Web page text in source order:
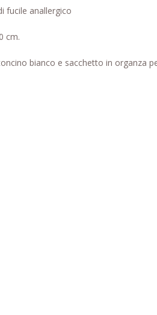
fucile anallergico
cm.
bianco e sacchetto in organza